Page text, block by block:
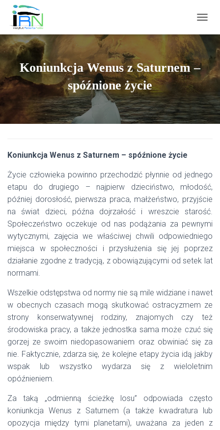
Koniunkcja Wenus z Saturnem –
spóźnione życie
Koniunkcja Wenus z Saturnem – spóźnione życie
Życie człowieka powinno przechodzić płynnie od jednego
etapu do drugiego – najpierw dzieciństwo, młodość,
później dorosłość, pierwsza praca, małżeństwo, przyjście
na świat dzieci, późna dojrzałość i wreszcie starość.
Społeczeństwo oczekuje od nas podążania za pewnymi
wytycznymi, zajęcia we właściwej chwili odpowiedniego
miejsca w społeczności i przysłużenia się jej poprzez
działanie zgodne z tradycją, z obowiązującymi od setek lat
normami.
Wszelkie odstępstwa od normy nie są mile widziane i nawet
w obecnych czasach mogą skutkować ostracyzmem ze
strony konserwatywnej rodziny, znajomych czy też
środowiska pracy, a także jednostka sama może czuć się
gorzej ze swoim niedopasowaniem oraz obwiniać się za
nie. Faktycznie, zdarza się, że kolejne etapy życia idą jakby
wspak lub wszystko wydarza się z wieloletnim
opóźnieniem.
Za taką „odmienną ścieżkę losu” odpowiada często
koniunkcja Wenus z Saturnem (a także kwadratura lub
opozycja między tymi planetami), uważana za jeden z